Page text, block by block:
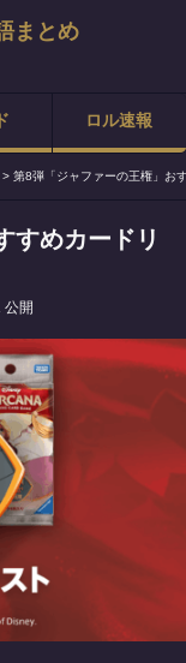
まとめ
ロル速報
> 第8弾「ジャファーの王権」お
すめカードリ
開